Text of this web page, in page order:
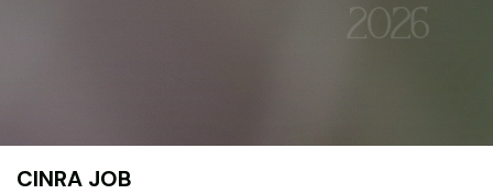
CINRA JOB